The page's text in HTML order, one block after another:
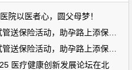
院以医者心，圆父母梦！
医疗健康创新发展论坛在北